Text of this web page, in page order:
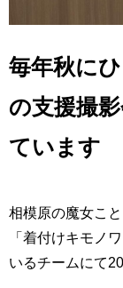
毎年秋に
の支援撮
ています
相模原の魔女こ
「着付けキモノ
いるチームにて